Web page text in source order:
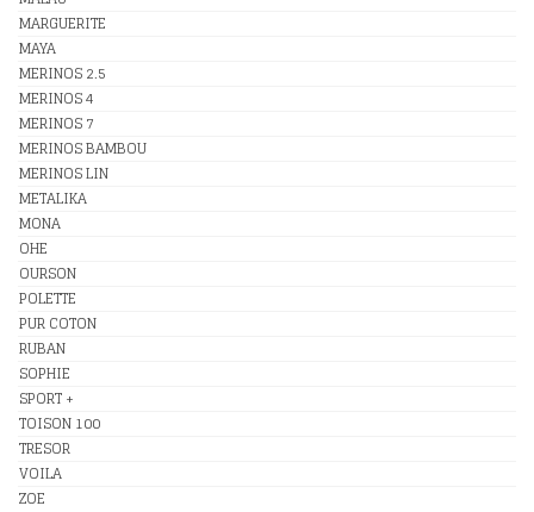
MARGUERITE
MAYA
MERINOS 2.5
MERINOS 4
MERINOS 7
MERINOS BAMBOU
MERINOS LIN
METALIKA
MONA
OHE
OURSON
POLETTE
PUR COTON
RUBAN
SOPHIE
SPORT +
TOISON 100
TRESOR
VOILA
ZOE